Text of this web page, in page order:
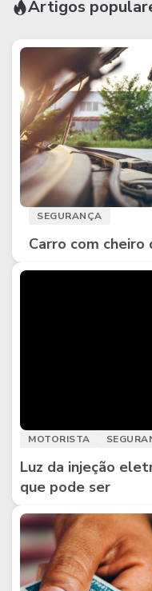
Artigos
SEGURANÇA
Carro com cheiro
MOTORISTA
Luz da injeção
que pode ser